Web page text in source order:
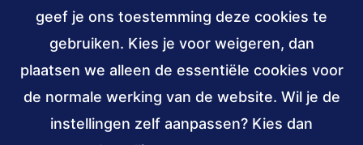
geef je ons toestemming deze cookies te
gebruiken. Kies je voor weigeren, dan
plaatsen we alleen de essentiële cookies voor
de normale werking van de website. Wil je de
instellingen zelf aanpassen? Kies dan
email)
Sociale
media
LinkedIn
van
Stichting
Accessibility
van
Stichting
Accessibility
Verbonden
ANBI,
W3C